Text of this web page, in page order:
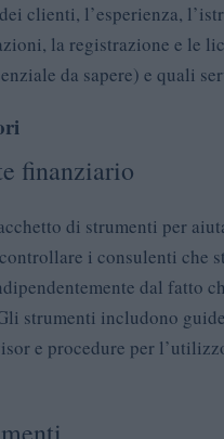
clienti, l’esperienza,
la registrazione e le
da sapere) e quali
finanziario
di strumenti per
i consulenti che
dal fatto
strumenti includono
e procedure per